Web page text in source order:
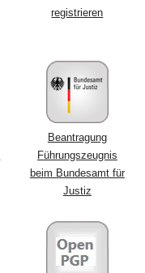
registrieren
Beantragung
Führungszeugnis
beim Bundesamt für
Justiz